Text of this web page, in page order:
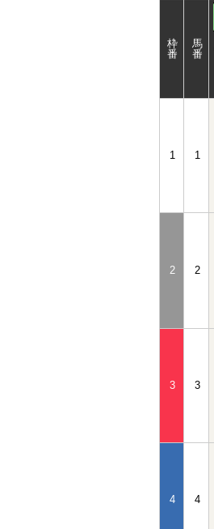
枠
番
馬
番
1 1
2 2
3 3
4 4